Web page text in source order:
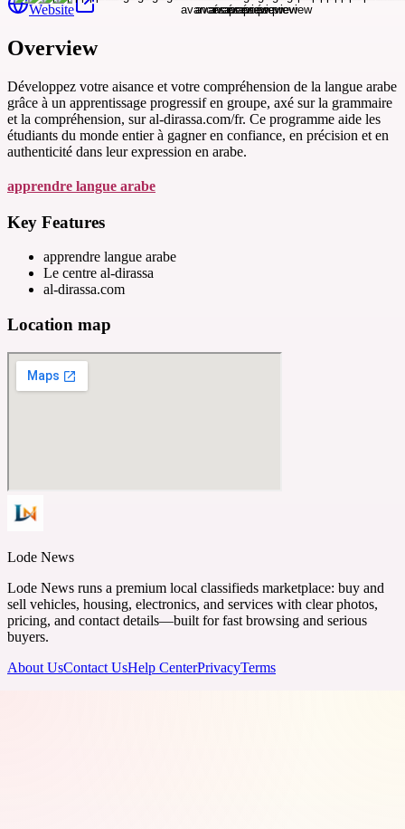
Website
Overview
Développez votre aisance et votre compréhension de la langue arabe
grâce à un apprentissage progressif en groupe, axé sur la grammaire
et la compréhension, sur al-dirassa.com/fr. Ce programme aide les
étudiants du monde entier à gagner en confiance, en précision et en
authenticité dans leur expression en arabe.
apprendre langue arabe
Key Features
apprendre langue arabe
Le centre al-dirassa
al-dirassa.com
Location map
Lode News
Lode News runs a premium local classifieds marketplace: buy and
sell vehicles, housing, electronics, and services with clear photos,
pricing, and contact details—built for fast browsing and serious
buyers.
About UsContact UsHelp CenterPrivacyTerms